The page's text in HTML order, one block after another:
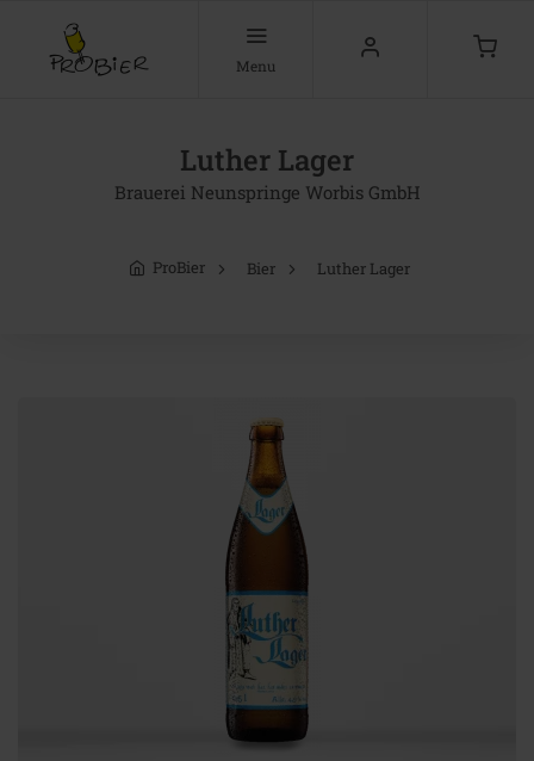
Menu
Luther Lager
Brauerei Neunspringe Worbis GmbH
ProBier Bier Luther Lager